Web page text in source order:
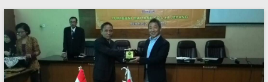
Skip
content